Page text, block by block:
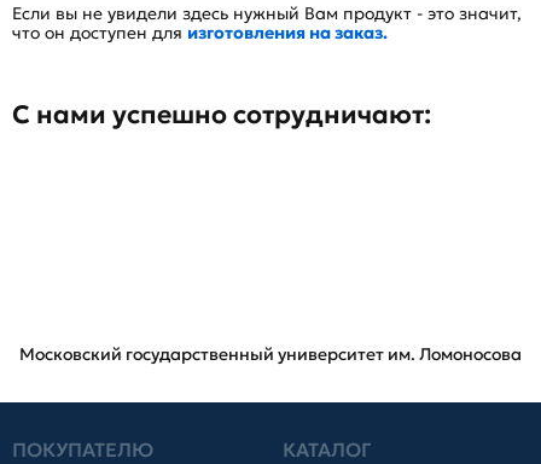
Если вы не увидели здесь нужный Вам продукт - это значит,
что он доступен для изготовления на заказ.
С нами успешно сотрудничают:
Московский государственный университет им. Ломоносова
ПОКУПАТЕЛЮ КАТАЛОГ